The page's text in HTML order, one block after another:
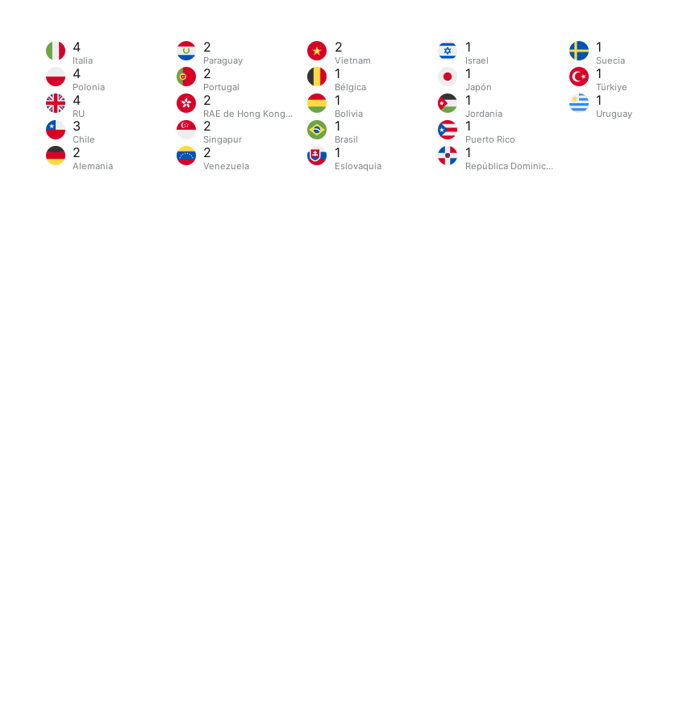
4
Italia
4
Polonia
4
RU
3
Chile
2
Alemania
2
Paraguay
2
Portugal
2
RAE de Hong Kong (China)
2
Singapur
2
Venezuela
2
Vietnam
1
Bélgica
1
Bolivia
1
Brasil
1
Eslovaquia
1
Israel
1
Japón
1
Jordania
1
Puerto Rico
1
República Dominicana
1
Suecia
1
Türkiye
1
Uruguay